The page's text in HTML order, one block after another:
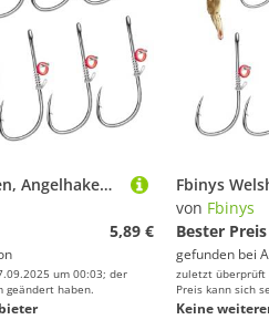
Fbinys Welshaken, Angelhaken | Kohlenstoffstahl mit Widerhaken und Löchern,Angelhaken, lebende, Feste Haken, Boxhaken für Verschiedene Angelumgebungen
5,89 €
um 00:03; der
geändert haben.
von Fbinys
Bester Preis
gefunden bei
zuletzt überprüft
Preis kann sich
Keine